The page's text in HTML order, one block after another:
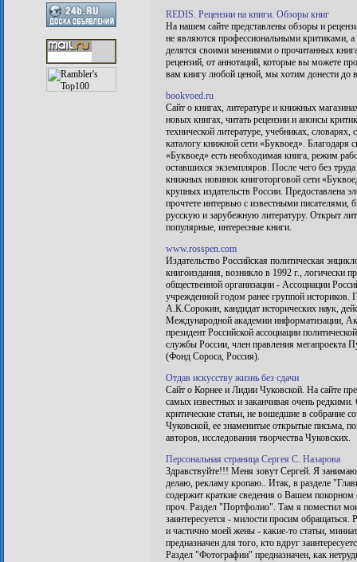
REDIS. Рецензии на книги. Обзоры книг
На нашем сайте представлены обзоры и
не являются профессиональными критиками, а
делятся своими мнениями о прочитанных
рецензий, от аннотаций, которые вы можете
вам книгу любой ценой, мы хотим донести до
bookvoed.ru
Сайт о книгах, литературе и книжных
новых книгах, читать рецензии и анонсы
технической литературе, учебниках, словарях,
каталогу книжной сети «Буквоед». Благодаря
«Буквоед» есть необходимая книга, режим
оставшихся экземпляров. После чего без
книжных новинок книготорговой сети
крупных издательств России. Предоставлена
прочтете интервью с известными
русскую и зарубежную литературу. Открыт
популярные, интересные книги.
www.rosspen.com
Издательство Российская политическая
книгоиздания, возникло в 1992 г., логически
общественной организации - Ассоциации
учрежденной годом ранее группой историков.
А.К.Сорокин, кандидат исторических наук,
Международной академии информатизации,
президент Российской ассоциации
службы России, член правления мегапроекта
(Фонд Сороса, Россия).
Отдав искусству жизнь без сдачи
Сайт о Корнее и Лидии Чуковской. На сайте
самых известных и заканчивая очень
критические статьи, не вошедшие в собрание
Чуковской, ее знаменитые открытые письма,
авторов, исследования творчества Чуковских.
Персональная страница Сергея С. Назарова
Здравствуйте!!! Меня зовут Сергей. Я
делаю, рекламу кропаю.. Итак, в разделе
содержит краткие сведения о Вашем покорном
проч. Раздел "Портфолио". Там я поместил
заинтересуется - милости просим
и частично моей жены - какие-то статьи,
предназначен для того, кто вдруг
Раздел "Фотографии" предназначен, как